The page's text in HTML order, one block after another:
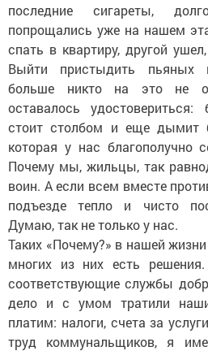
последние сигареты,
попрощались уже на нашем
спать в квартиру, другой
Выйти пристыдить пьяных
больше никто на это не
оставалось
стоит столбом и еще дымит
которая у нас благополучно
Почему мы, жильцы, так
воин. А если всем вместе
подъезде тепло и чисто
Думаю, так не только у нас.
Таких «Почему?» в нашей
многих из них есть
соответствующие службы
дело и с умом тратили
платим: налоги, счета за
труд коммунальщиков, я